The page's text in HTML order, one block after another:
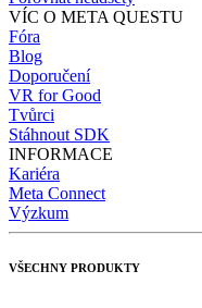
VÍC O META QUESTU
Fóra
Blog
Doporučení
VR for Good
Tvůrci
Stáhnout SDK
INFORMACE
Kariéra
Meta Connect
Výzkum
VŠECHNY PRODUKTY